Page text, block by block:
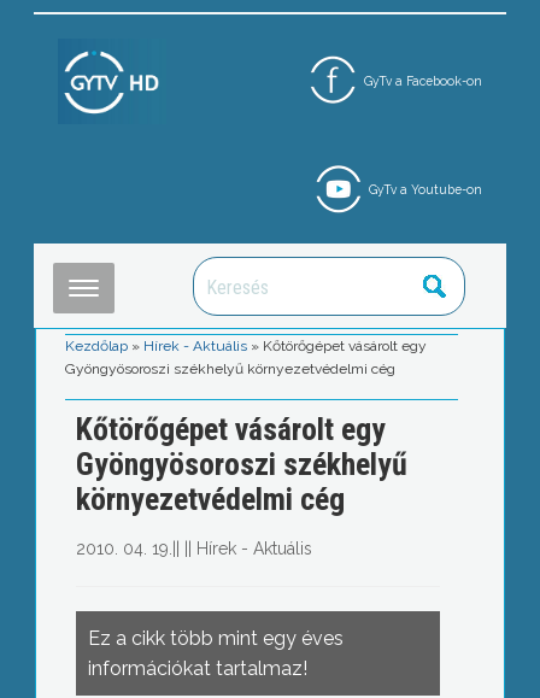
GyTv a Facebook-on
GyTv a Youtube-on
Kezdőlap » Hírek - Aktuális » Kőtörőgépet vásárolt egy
Gyöngyösoroszi székhelyű környezetvédelmi cég
Kőtörőgépet vásárolt egy
Gyöngyösoroszi székhelyű
környezetvédelmi cég
2010. 04. 19. Hírek - Aktuális
Ez a cikk több mint egy éves
információkat tartalmaz!